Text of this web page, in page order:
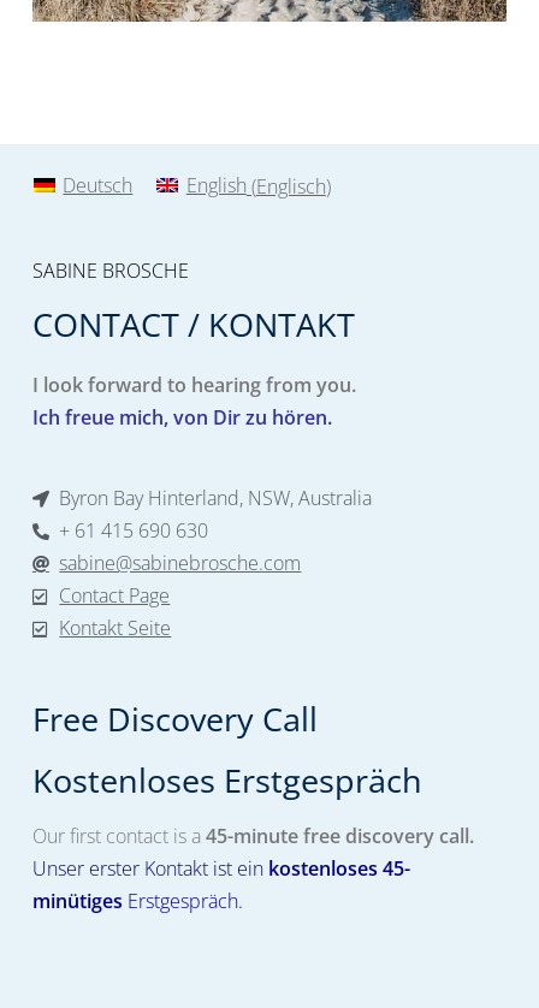
Deutsch English (Englisch)
SABINE BROSCHE
CONTACT / KONTAKT
I look forward to hearing from you.
Ich freue mich, von Dir zu hören.
Byron Bay Hinterland, NSW, Australia
+ 61 415 690 630
sabine@sabinebrosche.com
Contact Page
Kontakt Seite
Free Discovery Call
Kostenloses Erstgespräch​
Our first contact is a 45-minute free discovery call.
Unser erster Kontakt ist ein kostenloses 45-
minütiges Erstgespräch.